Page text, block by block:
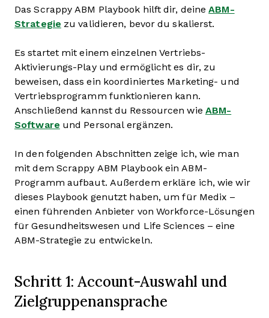
Das Scrappy ABM Playbook hilft dir, deineABM-
Strategie zu validieren, bevor du skalierst.
Es startet mit einem einzelnen Vertriebs-
Aktivierungs-Play und ermöglicht es dir, zu
beweisen, dass ein koordiniertes Marketing- und
Vertriebsprogramm funktionieren kann.
Anschließend kannst du Ressourcen wie ABM-
Software und Personal ergänzen.
In den folgenden Abschnitten zeige ich, wie man
mit dem Scrappy ABM Playbook ein ABM-
Programm aufbaut. Außerdem erkläre ich, wie wir
dieses Playbook genutzt haben, um für Medix –
einen führenden Anbieter von Workforce-Lösungen
für Gesundheitswesen und Life Sciences – eine
ABM-Strategie zu entwickeln.
Schritt 1: Account-Auswahl und
Zielgruppenansprache